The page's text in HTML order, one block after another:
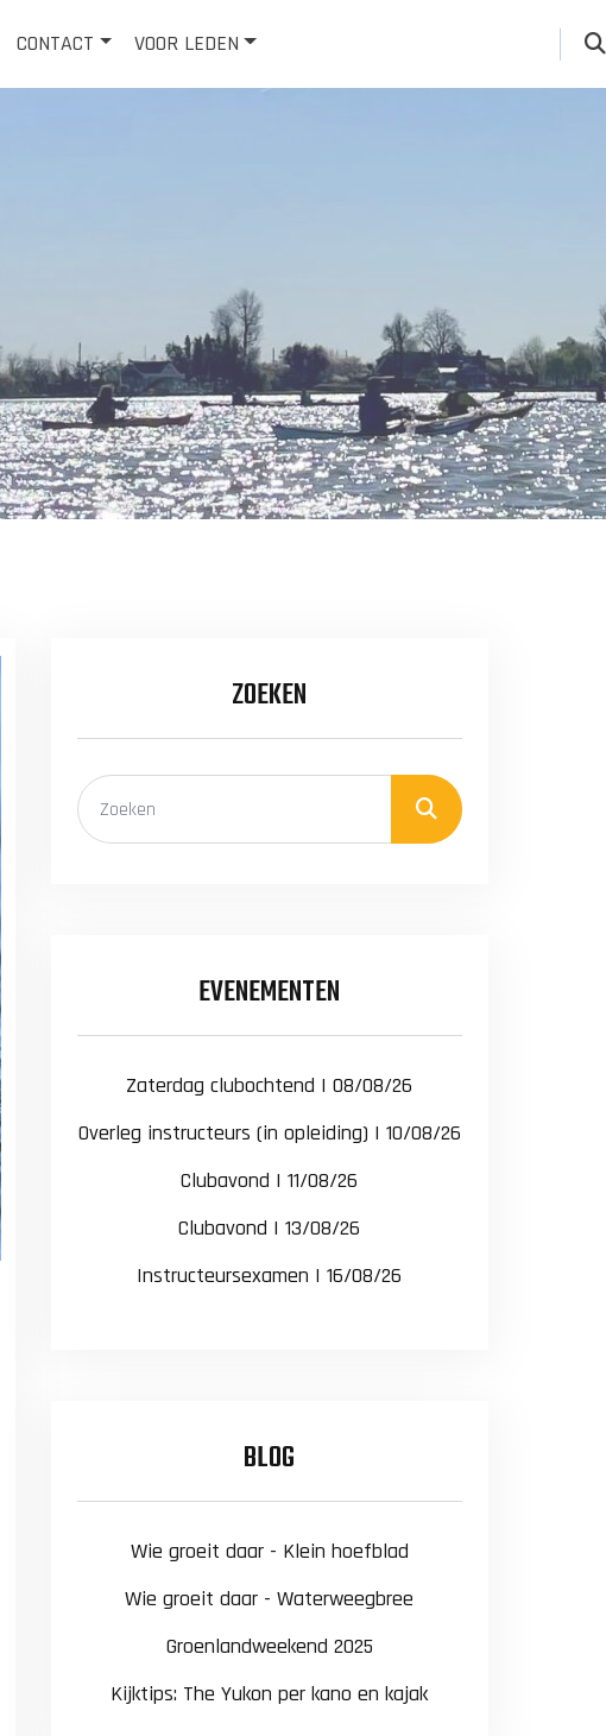
CONTACT VOOR LEDEN
ZOEKEN
EVENEMENTEN
Zaterdag clubochtend | 08/08/26
Overleg instructeurs (in opleiding) | 10/08/26
Clubavond | 11/08/26
Clubavond | 13/08/26
Instructeursexamen | 16/08/26
BLOG
Wie groeit daar - Klein hoefblad
Wie groeit daar - Waterweegbree
Groenlandweekend 2025
Kijktips: The Yukon per kano en kajak